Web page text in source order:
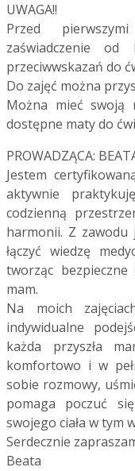
UWAGA!!
Przed
zaświadczenie
przeciwwskazań do
Do zajęć można
Można mieć
dostępne maty do
PROWADZĄCA:
Jestem
aktywnie
codzienną
harmonii. Z zawodu
łączyć wiedzę
tworząc
mam.
Na moich
indywidualne
każda przyszła
komfortowo i w
sobie rozmowy,
pomaga poczuć
swojego ciała w tym
Serdecznie
Beata